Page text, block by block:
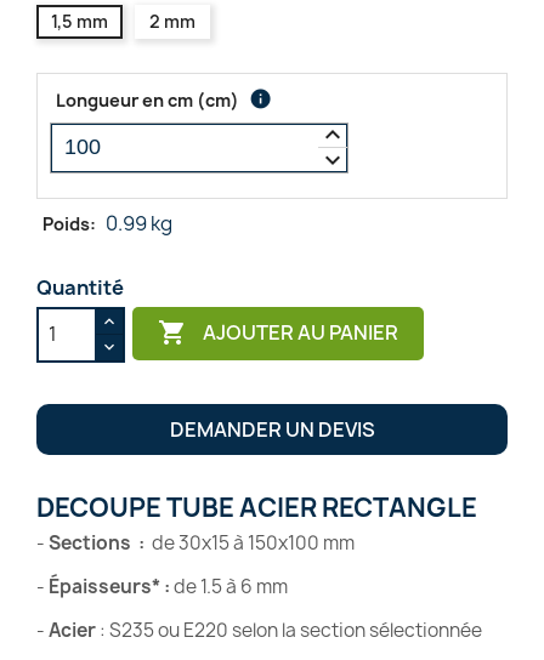
1,5 mm 2 mm
Longueur en cm (cm) info
keyboard_arrow_up
keyboard_arrow_down
Poids: 0.99 kg
Quantité
 AJOUTER AU PANIER
DEMANDER UN DEVIS
DECOUPE TUBE ACIER RECTANGLE
-Sections : de 30x15 à 150x100 mm
- Épaisseurs*:de 1.5 à 6 mm
-Acier: S235 ou E220 selon la section sélectionnée